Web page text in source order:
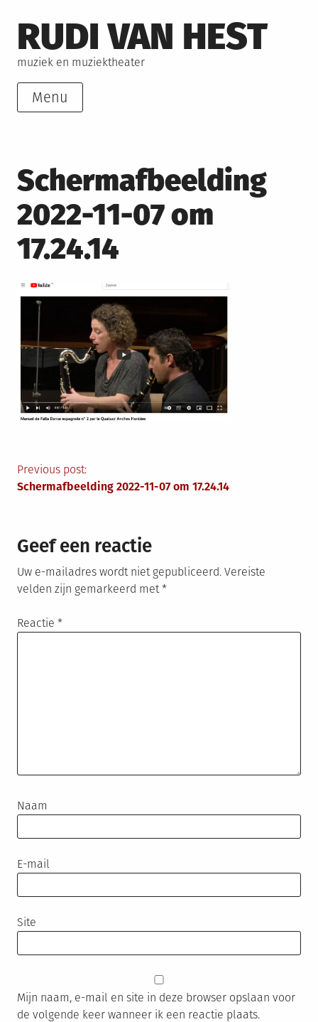
to
content
RUDI VAN HEST
muziek en muziektheater
Menu
Schermafbeelding
2022-11-07 om
17.24.14
Berichtnavigatie
Previous post:
Schermafbeelding 2022-11-07 om 17.24.14
Geef een reactie
Uw e-mailadres wordt niet gepubliceerd. Vereiste
velden zijn gemarkeerd met*
Reactie *
Naam
E-mail
Site
Mijn naam, e-mail en site in deze browser opslaan voor
de volgende keer wanneer ik een reactie plaats.